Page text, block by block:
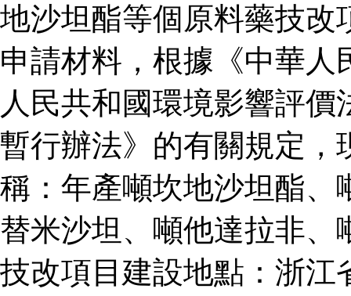
地沙坦酯等個原料藥技改
申請材料，根據《中華
人民共和國環境影響評
暫行辦法》的有關規定，
稱：年產噸坎地沙坦酯、
替米沙坦、噸他達拉非
技改項目建設地點：浙江